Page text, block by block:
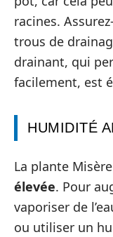
racines.
trous de
drainant, qui
facilement, est
HUMIDITÉ
La plante
élevée. Pour
vaporiser de
ou utiliser un